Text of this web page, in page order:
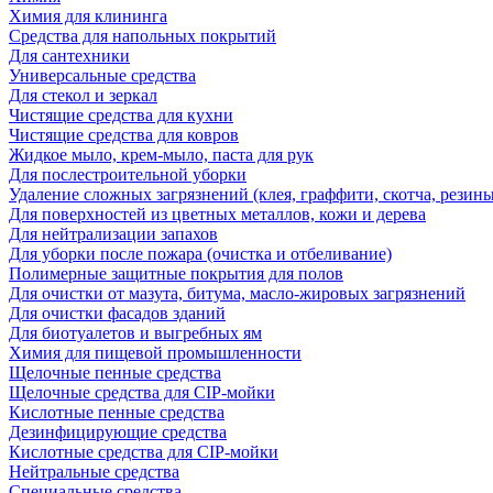
Химия для клининга
Средства для напольных покрытий
Для сантехники
Универсальные средства
Для стекол и зеркал
Чистящие средства для кухни
Чистящие средства для ковров
Жидкое мыло, крем-мыло, паста для рук
Для послестроительной уборки
Удаление сложных загрязнений (клея, граффити, скотча,
Для поверхностей из цветных металлов, кожи и дерева
Для нейтрализации запахов
Для уборки после пожара (очистка и отбеливание)
Полимерные защитные покрытия для полов
Для очистки от мазута, битума, масло-жировых загрязнений
Для очистки фасадов зданий
Для биотуалетов и выгребных ям
Химия для пищевой промышленности
Щелочные пенные средства
Щелочные средства для CIP-мойки
Кислотные пенные средства
Дезинфицирующие средства
Кислотные средства для CIP-мойки
Нейтральные средства